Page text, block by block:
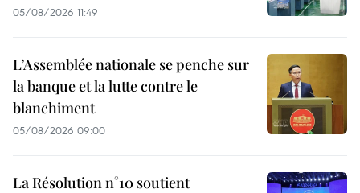
05/08/2026 11:49
L’Assemblée nationale se penche sur
la banque et la lutte contre le
blanchiment
05/08/2026 09:00
La Résolution n°10 soutient